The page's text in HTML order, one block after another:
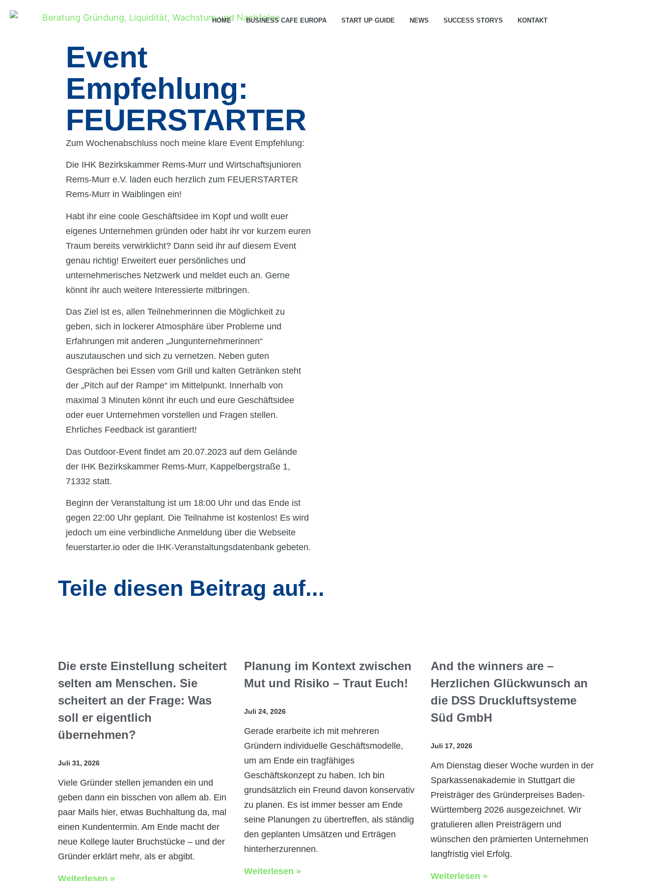
HOME BUSINESS CAFE EUROPA START UP GUIDE NEWS SUCCESS STORYS KONTAKT
Event
Empfehlung:
FEUERSTARTER
Zum Wochenabschluss noch meine klare Event Empfehlung:
Die IHK Bezirkskammer Rems-Murr und Wirtschaftsjunioren
Rems-Murr e.V. laden euch herzlich zum FEUERSTARTER
Rems-Murr in Waiblingen ein!
Habt ihr eine coole Geschäftsidee im Kopf und wollt euer
eigenes Unternehmen gründen oder habt ihr vor kurzem euren
Traum bereits verwirklicht? Dann seid ihr auf diesem Event
genau richtig! Erweitert euer persönliches und
unternehmerisches Netzwerk und meldet euch an. Gerne
könnt ihr auch weitere Interessierte mitbringen.
Das Ziel ist es, allen Teilnehmerinnen die Möglichkeit zu
geben, sich in lockerer Atmosphäre über Probleme und
Erfahrungen mit anderen „Jungunternehmerinnen“
auszutauschen und sich zu vernetzen. Neben guten
Gesprächen bei Essen vom Grill und kalten Getränken steht
der „Pitch auf der Rampe“ im Mittelpunkt. Innerhalb von
maximal 3 Minuten könnt ihr euch und eure Geschäftsidee
oder euer Unternehmen vorstellen und Fragen stellen.
Ehrliches Feedback ist garantiert!
Das Outdoor-Event findet am 20.07.2023 auf dem Gelände
der IHK Bezirkskammer Rems-Murr, Kappelbergstraße 1,
71332 statt.
Beginn der Veranstaltung ist um 18:00 Uhr und das Ende ist
gegen 22:00 Uhr geplant. Die Teilnahme ist kostenlos! Es wird
jedoch um eine verbindliche Anmeldung über die Webseite
feuerstarter.io oder die IHK-Veranstaltungsdatenbank gebeten.
Teile diesen Beitrag auf...
Die erste Einstellung scheitert
selten am Menschen. Sie
scheitert an der Frage: Was
soll er eigentlich
übernehmen?
Juli 31, 2026
Viele Gründer stellen jemanden ein und
geben dann ein bisschen von allem ab. Ein
paar Mails hier, etwas Buchhaltung da, mal
einen Kundentermin. Am Ende macht der
neue Kollege lauter Bruchstücke – und der
Gründer erklärt mehr, als er abgibt.
Weiterlesen »
Planung im Kontext zwischen
Mut und Risiko – Traut Euch!
Juli 24, 2026
Gerade erarbeite ich mit mehreren
Gründern individuelle Geschäftsmodelle,
um am Ende ein tragfähiges
Geschäftskonzept zu haben. Ich bin
grundsätzlich ein Freund davon konservativ
zu planen. Es ist immer besser am Ende
seine Planungen zu übertreffen, als ständig
den geplanten Umsätzen und Erträgen
hinterherzurennen.
Weiterlesen »
And the winners are –
Herzlichen Glückwunsch an
die DSS Druckluftsysteme
Süd GmbH
Juli 17, 2026
Am Dienstag dieser Woche wurden in der
Sparkassenakademie in Stuttgart die
Preisträger des Gründerpreises Baden-
Württemberg 2026 ausgezeichnet. Wir
gratulieren allen Preisträgern und
wünschen den prämierten Unternehmen
langfristig viel Erfolg.
Weiterlesen »